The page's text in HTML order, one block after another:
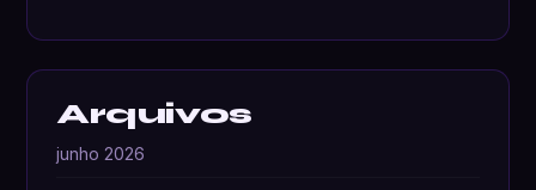
Arquivos
junho 2026